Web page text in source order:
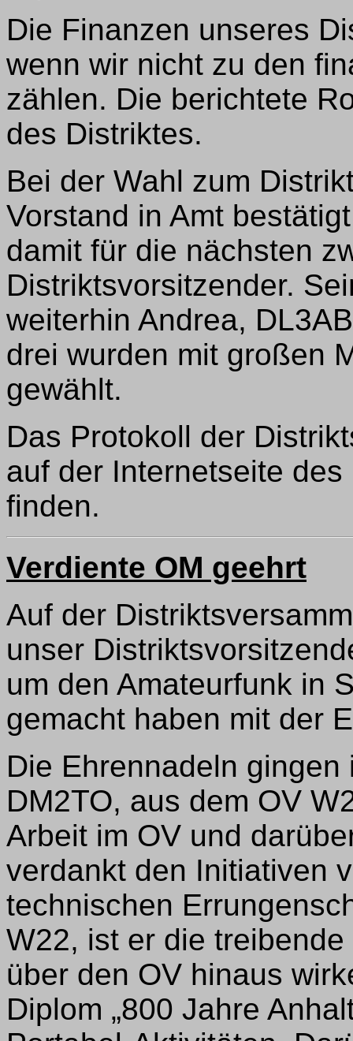
Die Finanzen unseres
wenn wir nicht zu den
zählen. Die berichtete
des Distriktes.
Bei der Wahl zum
Vorstand in Amt
damit für die nächsten
Distriktsvorsitzender.
weiterhin Andrea,
drei wurden mit großen
gewählt.
Das Protokoll der
auf der Internetseite
finden.
Verdiente OM geehrt
Auf der
unser
um den Amateurfunk in
gemacht haben mit der
Die Ehrennadeln
DM2TO, aus dem OV
Arbeit im OV und
verdankt den Initiativen
technischen
W22, ist er die
über den OV hinaus
Diplom „800 Jahre